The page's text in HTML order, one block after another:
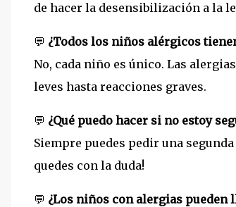
de hacer la desensibilización a la
💬 ¿Todos los niños alérgicos
No, cada niño es único. Las
leves hasta reacciones graves.
💬 ¿Qué puedo hacer si no estoy
Siempre puedes pedir una
quedes con la duda!
💬 ¿Los niños con alergias pueden